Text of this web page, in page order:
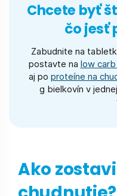
Chcete byť
čo jesť
Zabudnite na
postavte na low
aj po proteíne na
g bielkovín v
Ako